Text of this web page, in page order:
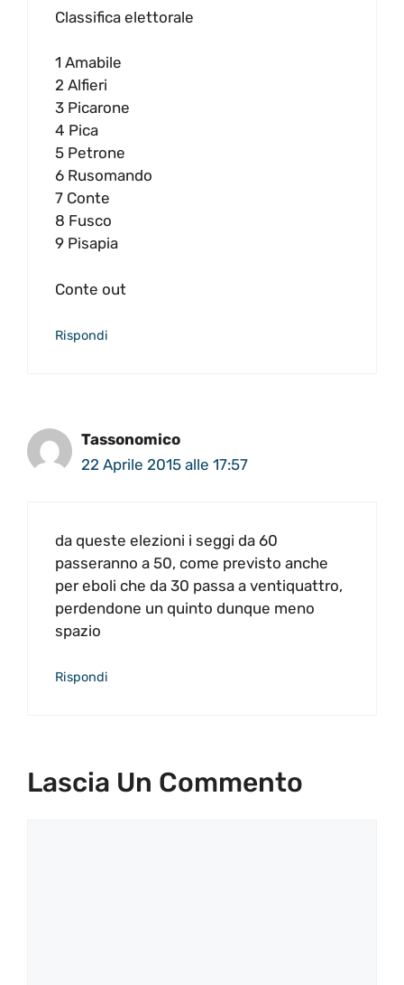
Classifica elettorale
1 Amabile
2 Alfieri
3 Picarone
4 Pica
5 Petrone
6 Rusomando
7 Conte
8 Fusco
9 Pisapia
Conte out
Rispondi
Tassonomico
22 Aprile 2015 alle 17:57
da queste elezioni i seggi da 60
passeranno a 50, come previsto anche
per eboli che da 30 passa a ventiquattro,
perdendone un quinto dunque meno
spazio
Rispondi
Lascia Un Commento